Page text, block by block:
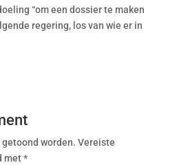
“om een dossier te maken
regering, los van wie er in
worden. Vereiste
met*